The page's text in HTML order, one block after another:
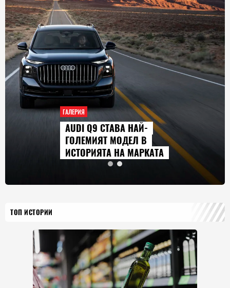
ГАЛЕРИЯ
AUDI Q9 СТАВА НАЙ-
ГОЛЕМИЯТ МОДЕЛ В
ИСТОРИЯТА НА МАРКАТА
ТОП ИСТОРИИ